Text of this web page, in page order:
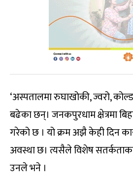
‘अस्पतालमा रुघाखोकी, ज्वरो, कोल्ड
बढेका छन्। जनकपुरधाम क्षेत्रमा
गरेको छ । यो क्रम अझै केही दिन
अवस्था छ। त्यसैले विशेष सतर्कताका
उनले भने ।